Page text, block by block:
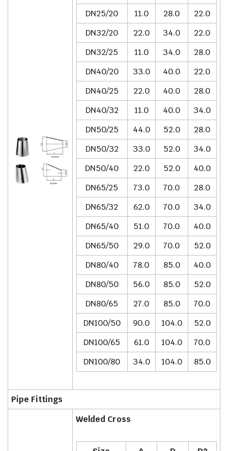
DN25/20
11.0 28.0
22.0
DN32/20
22.0 34.0
22.0
DN32/25
11.0 34.0
28.0
DN40/20
33.0 40.0
22.0
DN40/25
22.0 40.0
28.0
DN40/32
11.0 40.0
34.0
DN50/25
44.0 52.0
28.0
DN50/32
33.0 52.0
34.0
DN50/40
22.0 52.0
40.0
DN65/25
73.0 70.0
28.0
DN65/32
62.0 70.0
34.0
DN65/40
51.0 70.0
40.0
DN65/50
29.0 70.0
52.0
DN80/40
78.0 85.0
40.0
DN80/50
56.0 85.0
52.0
DN80/65
27.0 85.0
70.0
DN100/50
90.0 104.0
52.0
DN100/65
61.0 104.0
70.0
DN100/80
34.0 104.0 85.0
Pipe Fittings
Welded Cross